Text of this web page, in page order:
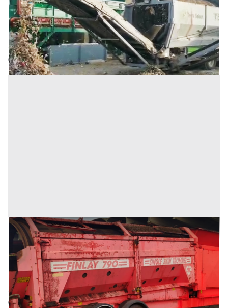
Inserito il: 28/02/2023
Milano (Milano)
Annuncio scaduto
115.000 €
Codice annuncio:1741085863
Vaglio Finlay 790 Single Skin Trommel
Inserito il: 03/02/2023
Verona (Verona)
Annuncio scaduto
Prezzo
100 €
Codice annuncio:1931292961